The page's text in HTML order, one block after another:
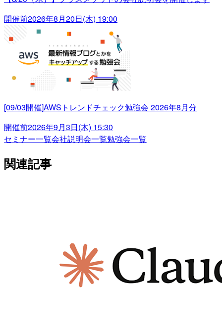
開催前2026年8月20日(木) 19:00
[09/03開催]AWSトレンドチェック勉強会 2026年8月分
開催前2026年9月3日(木) 15:30
セミナー一覧会社説明会一覧勉強会一覧
関連記事